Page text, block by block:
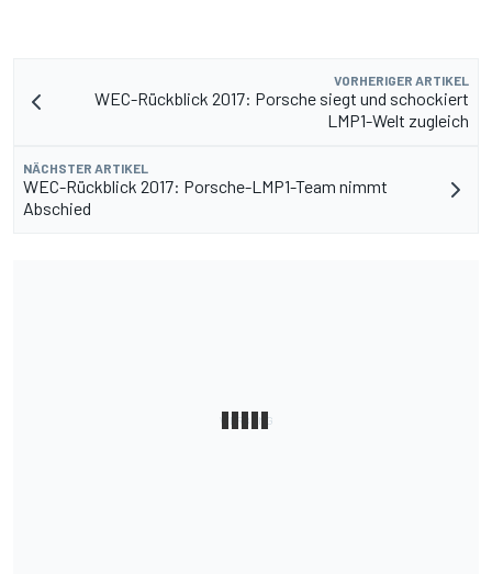
VORHERIGER ARTIKEL
WEC-Rückblick 2017: Porsche siegt und schockiert
LMP1-Welt zugleich
NÄCHSTER ARTIKEL
WEC-Rückblick 2017: Porsche-LMP1-Team nimmt
Abschied